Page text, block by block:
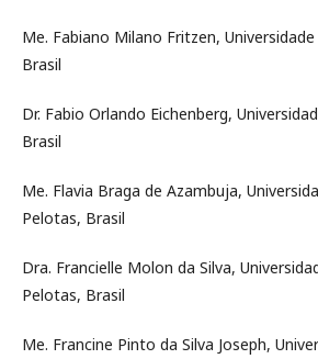
Me. Fabiano Milano Fritzen,
Brasil
Dr. Fabio Orlando Eichenberg,
Brasil
Me. Flavia Braga de Azambuja,
Pelotas, Brasil
Dra. Francielle Molon da Silva,
Pelotas, Brasil
Me. Francine Pinto da Silva Joseph,